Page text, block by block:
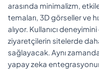
arasında minimalizm,
temaları, 3D görseller ve
alıyor. Kullanıcı
ziyaretçilerin sitelerde
sağlayacak. Aynı
yapay zeka